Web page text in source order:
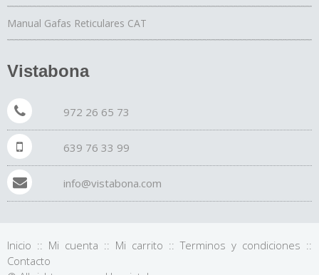
Manual Gafas Reticulares CAT
Vistabona
972 26 65 73
639 76 33 99
info@vistabona.com
Inicio :: Mi cuenta :: Mi carrito ::Terminos y condiciones ::
Contacto